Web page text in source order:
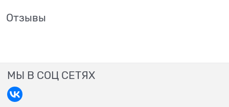
Отзывы
МЫ В СОЦ СЕТЯХ